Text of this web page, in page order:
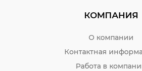
КОМПАНИЯ
О компании
Контактная
Работа в